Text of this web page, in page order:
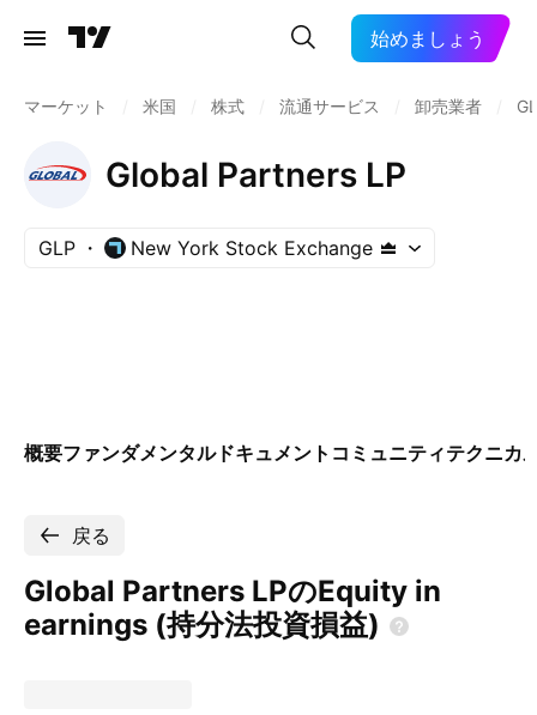
始めましょう
マーケット 米国 株式 流通サービス 卸売業者
Global Partners LP
GLP New York Stock Exchange
概要ファンダメンタルドキュメント コミュニティテクニカ
戻る
Global Partners LPのEquity in
earnings (持分法投資損益)